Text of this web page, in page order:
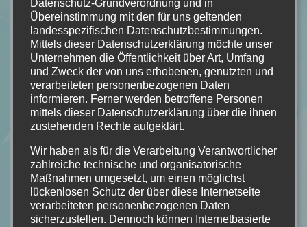
Datenschutz-Grundverordnung und in
Übereinstimmung mit den für uns geltenden
landesspezifischen Datenschutzbestimmungen.
Mittels dieser Datenschutzerklärung möchte unser
Unternehmen die Öffentlichkeit über Art, Umfang
und Zweck der von uns erhobenen, genutzten und
verarbeiteten personenbezogenen Daten
informieren. Ferner werden betroffene Personen
mittels dieser Datenschutzerklärung über die ihnen
zustehenden Rechte aufgeklärt.
Wir haben als für die Verarbeitung Verantwortlicher
zahlreiche technische und organisatorische
Maßnahmen umgesetzt, um einen möglichst
lückenlosen Schutz der über diese Internetseite
verarbeiteten personenbezogenen Daten
sicherzustellen. Dennoch können Internetbasierte